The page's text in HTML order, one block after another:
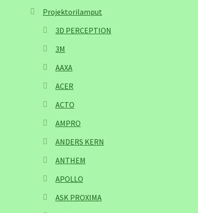
Projektorilamput
3D PERCEPTION
3M
AAXA
ACER
ACTO
AMPRO
ANDERS KERN
ANTHEM
APOLLO
ASK PROXIMA